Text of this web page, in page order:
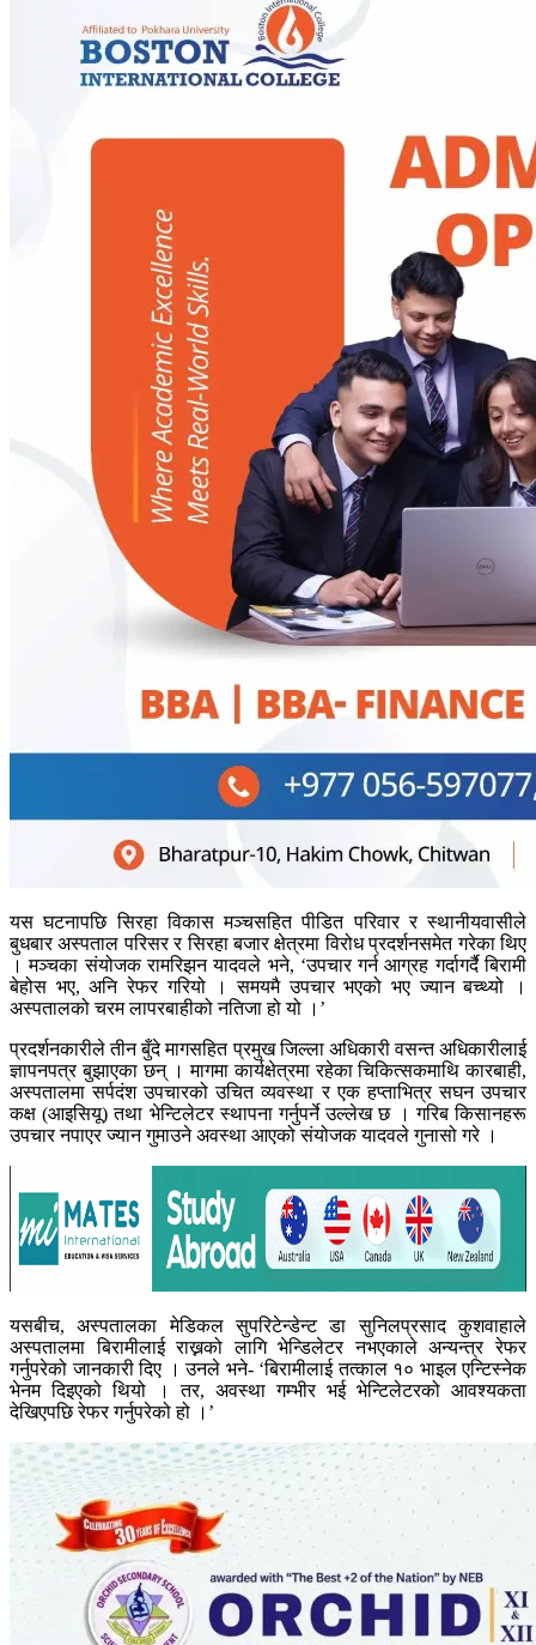
यस घटनापछि सिरहा विकास मञ्चसहित पीडित परिवार र स्थानीयवासीले
बुधबार अस्पताल परिसर र सिरहा बजार क्षेत्रमा विरोध प्रदर्शनसमेत गरेका थिए
। मञ्चका संयोजक रामरिझन यादवले भने, ‘उपचार गर्न आग्रह गर्दागर्दै बिरामी
बेहोस भए, अनि रेफर गरियो । समयमै उपचार भएको भए ज्यान बच्थ्यो ।
अस्पतालको चरम लापरबाहीको नतिजा हो यो ।’
प्रदर्शनकारीले तीन बुँदे मागसहित प्रमुख जिल्ला अधिकारी वसन्त अधिकारीलाई
ज्ञापनपत्र बुझाएका छन् । मागमा कार्यक्षेत्रमा रहेका चिकित्सकमाथि कारबाही,
अस्पतालमा सर्पदंश उपचारको उचित व्यवस्था र एक हप्ताभित्र सघन उपचार
कक्ष (आइसियू) तथा भेन्टिलेटर स्थापना गर्नुपर्ने उल्लेख छ । गरिब किसानहरू
उपचार नपाएर ज्यान गुमाउने अवस्था आएको संयोजक यादवले गुनासो गरे ।
यसबीच, अस्पतालका मेडिकल सुपरिटेन्डेन्ट डा सुनिलप्रसाद कुशवाहाले
अस्पतालमा बिरामीलाई राख्नको लागि भेन्डिलेटर नभएकाले अन्यन्त्र रेफर
गर्नुपरेको जानकारी दिए । उनले भने- ‘बिरामीलाई तत्काल १० भाइल एन्टिस्नेक
भेनम दिइएको थियो । तर, अवस्था गम्भीर भई भेन्टिलेटरको आवश्यकता
देखिएपछि रेफर गर्नुपरेको हो ।’